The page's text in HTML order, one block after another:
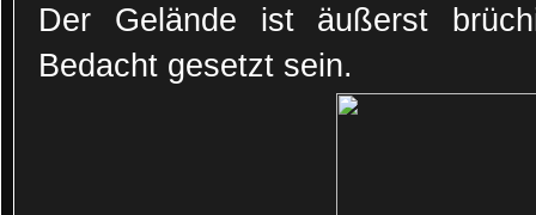
Der Gelände ist äußerst
Bedacht gesetzt sein.